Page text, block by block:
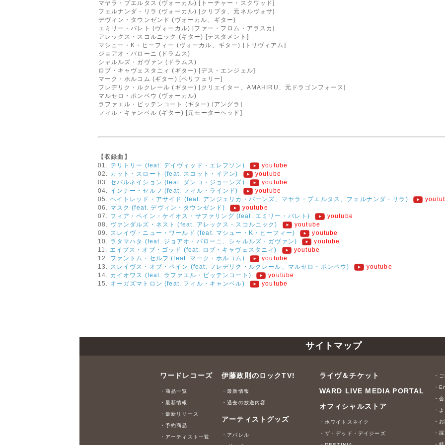
マヤラ・プエルタス (ヴォーカル) [トーチャー・スクワッド]
フェルナンダ・リラ (ヴォーカル) [クリプタ、元ネルヴォサ]
デヴィン・タウンゼンド (ヴォーカル、ギター)
エミリー・バレト (ヴォーカル) [ファー・フロム・アラスカ]
アレックス・スコルニック (ギター) [テスタメント]
マシュー・K・ヒーフィー (ヴォーカル、ギター) [トリヴィアム]
ジョアオ・バローニ (ドラムス)
シャルルズ・ガヴァン (ドラムス)
ロブ・キャヴェスタニィ (ギター) [デス・エンジェル]
マーク・ホルコム (ギター) [ペリフェリー]
フレデリク・ルクレール (ギター) [クリエイター、AMAHIRU、元ドラゴンフォース]
マルセロ・ポンペウ (ヴォーカル)
ラファエル・ビッテンコート (ギター) [アングラ]
フィル・キャンベル (ギター) [元モーターヘッド]
【収録曲】
01.
テリトリー (feat. デイヴィッド・エレフソン)
youtube
02.
カット・スロート (feat. スコット・イアン)
youtube
03. セパルネイション (feat. ダンコ・ジョーンズ)
youtube
04.
インナー・セルフ (feat. フィル・ラインド)
youtube
05. ヘイトレッド・アサイド (feat. アンジェリカ・バーンズ、マヤラ・プエルタス、フェルナンダ・リラ)
06.
マスク (feat. デヴィン・タウンゼンド)
youtube
07.
フィア・ペイン・ケイオス・サファリング (feat. エミリー・バレト)
youtube
08.
ヴァンダルズ・ネスト (feat. アレックス・スコルニック)
youtube
09.
スレイヴ・ニュー・ワールド (feat. マシュー・K・ヒーフィー)
youtube
10.
ラタマハタ (feat. ジョアオ・バローニ、シャルルズ・ガヴァン)
youtube
11.
エイプス・オブ・ゴッド (feat. ロブ・キャヴェスタニィ)
youtube
12.
ファントム・セルフ (feat. マーク・ホルコム)
youtube
13.
スレイヴス・オブ・ペイン (feat. フレデリク・ルクレール、マルセロ・ポンペウ)
youtube
14.
カイオワス (feat. ラファエル・ビッテンコート)
youtube
15.
オーガズマトロン (feat. フィル・キャンベル) youtube
サイトマップ
ワードレコーズ
・商品一覧
・最新情報
・最新リリース
・予約商品
・アーティスト一覧
伊藤政則のロックTV!
・最新情報
・過去の放送内容
アーティストグッズ
・アパレル
ライヴ＆チケット
WARD LIVE MEDIA PORTAL
オフィシャルストア
・ホワイトスネイク
・ザ・デッド・デイジーズ
・
・
・
・
・
・